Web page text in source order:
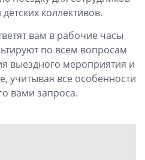
коллективов.
вам в рабочие часы
по всем вопросам
выездного мероприятия и
учитывая все особенности
вами запроса.